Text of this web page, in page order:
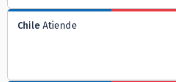
Chile Atiende